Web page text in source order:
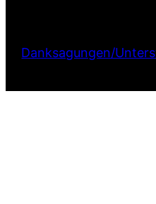
Danksagungen/